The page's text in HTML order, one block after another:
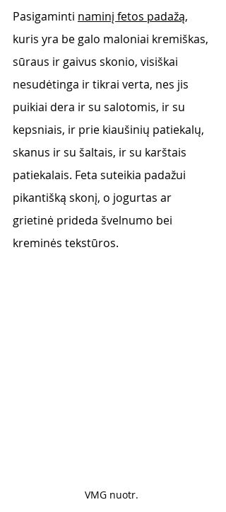
Pasigaminti naminį fetos padažą,
kuris yra be galo maloniai kremiškas,
sūraus ir gaivus skonio, visiškai
nesudėtinga ir tikrai verta, nes jis
puikiai dera ir su salotomis, ir su
kepsniais, ir prie kiaušinių patiekalų,
skanus ir su šaltais, ir su karštais
patiekalais. Feta suteikia padažui
pikantišką skonį, o jogurtas ar
grietinė prideda švelnumo bei
kreminės tekstūros.
VMG nuotr.